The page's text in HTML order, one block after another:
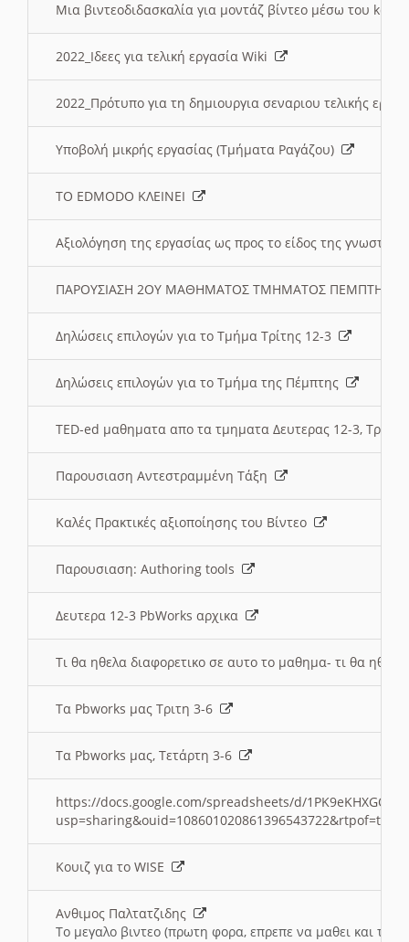
Μια βιντεοδιδασκαλία για μοντάζ βίντεο μέσω του
2022_Ιδεες για τελική εργασία Wiki
2022_Πρότυπο για τη δημιουργια σεναριου τελικής
Υποβολή μικρής εργασίας (Τμήματα Ραγάζου)
ΤΟ EDMODO ΚΛΕΙΝΕΙ
Αξιολόγηση της εργασίας ως προς το είδος της
ΠΑΡΟΥΣΙΑΣΗ 2ΟΥ ΜΑΘΗΜΑΤΟΣ ΤΜΗΜΑΤΟΣ
Δηλώσεις επιλογών για το Τμήμα Τρίτης 12-3
Δηλώσεις επιλογών για το Τμήμα της Πέμπτης
TED-ed μαθηματα απο τα τμηματα Δευτερας 12-3,
Παρουσιαση Αντεστραμμένη Τάξη
Καλές Πρακτικές αξιοποίησης του Βίντεο
Παρουσιαση: Authoring tools
Δευτερα 12-3 PbWorks αρχικα
Τι θα ηθελα διαφορετικο σε αυτο το μαθημα- τι θα
Τα Pbworks μας Τριτη 3-6
Τα Pbworks μας, Τετάρτη 3-6
https://docs.google.com/spreadsheets/d/
Κουιζ για το WISE
Ανθιμος Παλτατζιδης
Το μεγαλο βιντεο (πρωτη φορα, επρεπε να μαθει και το